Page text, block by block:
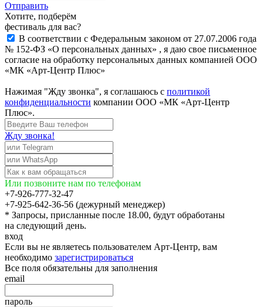
Отправить
Хотите, подберём
фестиваль для вас?
В соответствии с Федеральным законом от 27.07.2006 года
№ 152-ФЗ «О персональных данных» , я даю свое письменное
согласие на обработку персональных данных компанией ООО
«МК «Арт-Центр Плюс»
Нажимая "Жду звонка", я соглашаюсь с политикой
конфиденциальности компании ООО «МК «Арт-Центр
Плюс».
Жду звонка!
Или позвоните нам по телефонам
+7-926-777-32-47
+7-925-642-36-56 (дежурный менеджер)
* Запросы, присланные после 18.00, будут обработаны
на следующий день.
вход
Если вы не являетесь пользователем Арт-Центр, вам
необходимо зарегистрироваться
Все поля обязательны для заполнения
email
пароль